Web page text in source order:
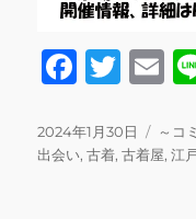
F
c
e
T
it
te
E
ai
l
投
稿
2024年1月30日
カ
テ
～コ
出会い,古着,古着屋,江